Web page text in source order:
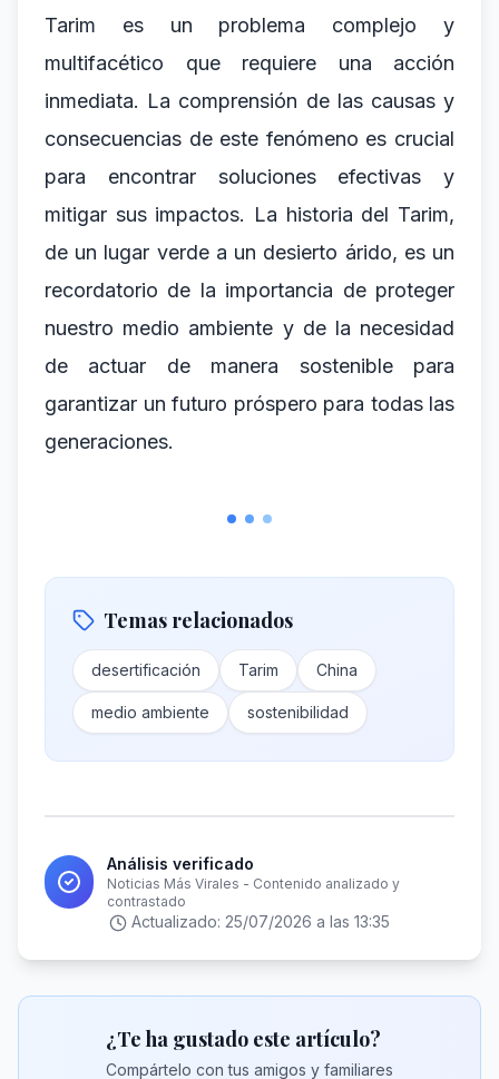
Tarim es un problema complejo y
multifacético que requiere una acción
inmediata. La comprensión de las causas y
consecuencias de este fenómeno es crucial
para encontrar soluciones efectivas y
mitigar sus impactos. La historia del Tarim,
de un lugar verde a un desierto árido, es un
recordatorio de la importancia de proteger
nuestro medio ambiente y de la necesidad
de actuar de manera sostenible para
garantizar un futuro próspero para todas las
generaciones.
Temas relacionados
desertificación Tarim China
medio ambiente sostenibilidad
Análisis verificado
Noticias Más Virales - Contenido analizado y
contrastado
Actualizado: 25/07/2026 a las 13:35
¿Te ha gustado este artículo?
Compártelo con tus amigos y familiares